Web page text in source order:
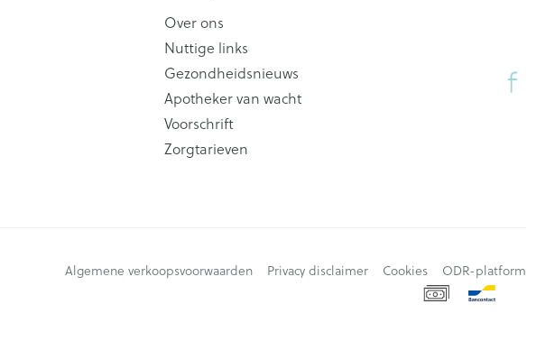
Over ons
Nuttige links
Gezondheidsnieuws
Apotheker van wacht
Voorschrift
Zorgtarieven
Algemene verkoopsvoorwaarden Privacy disclaimer Cookies ODR-platform